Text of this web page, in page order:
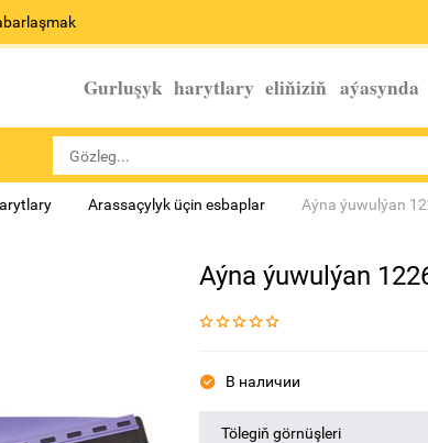
Gurluşyk harytlary eliňiziň aýasynda
Arassaçylyk üçin esbaplar Aýna ýuwulýan
Aýna ýuwulýan
В наличии
Tölegiň görnüşleri